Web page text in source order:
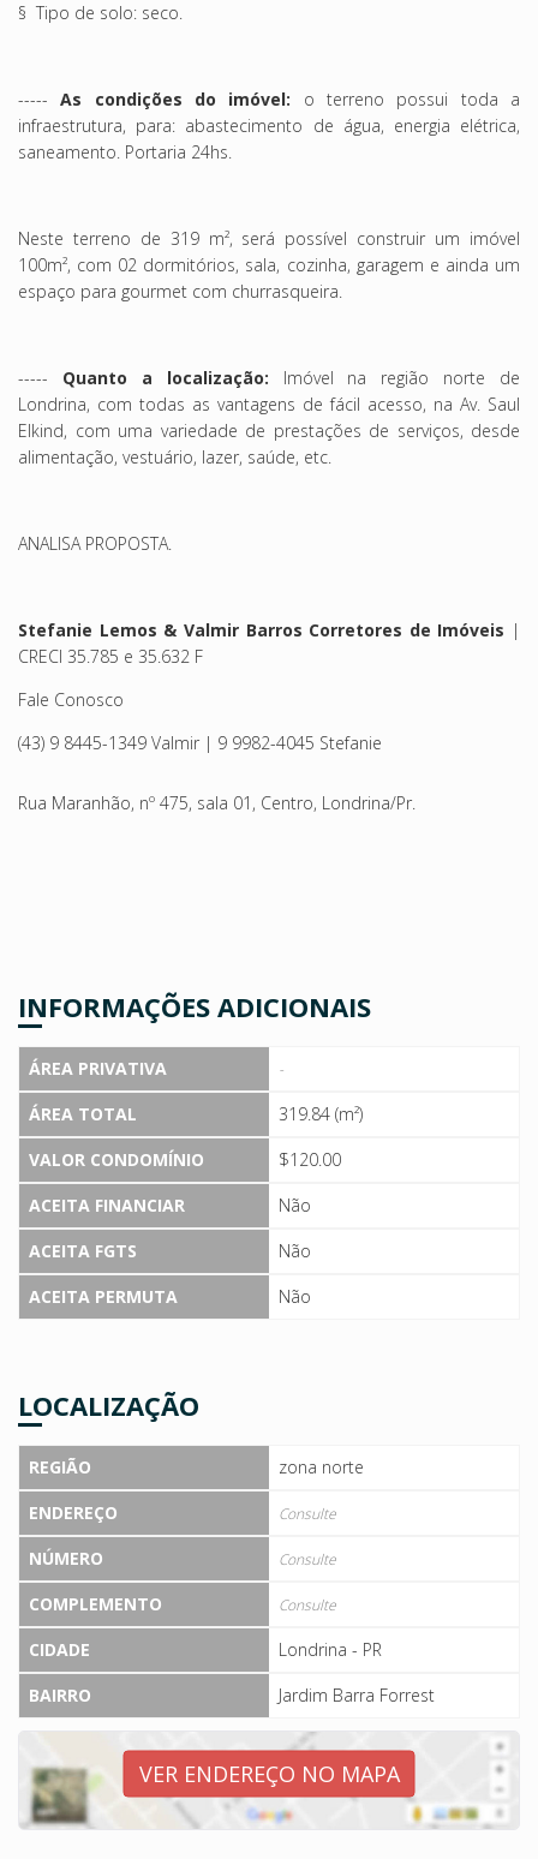
§ Tipo de solo: seco.
-----As condições do imóvel: o terreno possui toda a
infraestrutura, para: abastecimento de água, energia elétrica,
saneamento. Portaria 24hs.
Neste terreno de 319 m², será possível construir um imóvel
100m², com 02 dormitórios, sala, cozinha, garagem e ainda um
espaço para gourmet com churrasqueira.
----- Quanto a localização:
Imóvel na região norte de
Londrina, com todas as vantagens de fácil acesso, na Av. Saul
Elkind, com uma variedade de prestações de serviços, desde
alimentação, vestuário, lazer, saúde, etc.
ANALISA PROPOSTA.
Stefanie Lemos & Valmir Barros Corretores de Imóveis |
CRECI 35.785 e 35.632 F
Fale Conosco
(43) 9 8445-1349 Valmir | 9 9982-4045 Stefanie
Rua Maranhão, nº 475, sala 01, Centro, Londrina/Pr.
INFORMAÇÕES ADICIONAIS
ÁREA PRIVATIVA -
ÁREA TOTAL
319.84 (m²)
VALOR CONDOMÍNIO
$120.00
ACEITA FINANCIAR
Não
ACEITA FGTS
Não
ACEITA PERMUTA
Não
LOCALIZAÇÃO
REGIÃO
zona norte
ENDEREÇO
Consulte
NÚMERO Consulte
COMPLEMENTO Consulte
CIDADE
Londrina - PR
BAIRRO
Jardim Barra Forrest
VER ENDEREÇO NO MAPA